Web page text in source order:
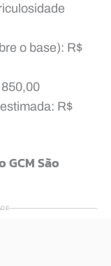
o base): R$
R$
São